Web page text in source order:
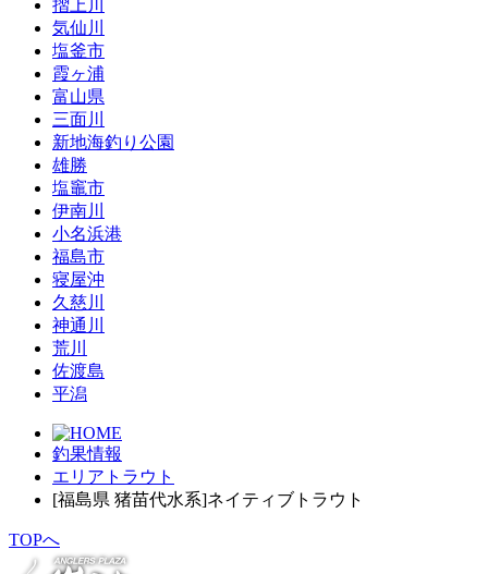
摺上川
気仙川
塩釜市
霞ヶ浦
富山県
三面川
新地海釣り公園
雄勝
塩竈市
伊南川
小名浜港
福島市
寝屋沖
久慈川
神通川
荒川
佐渡島
平潟
釣果情報
エリアトラウト
[福島県 猪苗代水系]ネイティブトラウト
TOPへ